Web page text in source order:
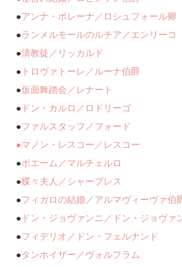
●アンナ・ボレーナ／ロシュフォール卿
●ランメルモールのルチア／エンリーコ
●清教徒／リッカルド
● トロヴァトーレ／ルーナ伯爵
●仮面舞踏会／レナート
● ドン・カルロ／ロドリーゴ
●ファルスタッフ／フォード
●マノン・レスコー／レスコー
●ボエーム／マルチェルロ
●蝶々夫人／シャープレス
●フィガロの結婚／アルマヴィーヴァ伯
● ドン・ジョヴァンニ／ドン・ジョヴァ
●フィデリオ／ドン・フェルナンド
●タンホイザー／ヴォルフラム